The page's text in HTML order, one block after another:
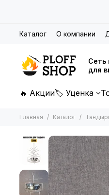
Каталог О компании
Сеть
для
🔥 Акции🏷 Уценка
Главная Каталог